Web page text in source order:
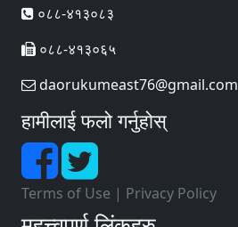
०८८-४१३०८३
०८८-४१३०६५
daorukumeast76@gmail.com
हामीलाई फलो गर्नुहोस्
Terms of Use | Privacy Policy